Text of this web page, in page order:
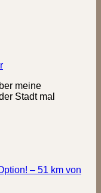
meine
Stadt mal
– 51 km von